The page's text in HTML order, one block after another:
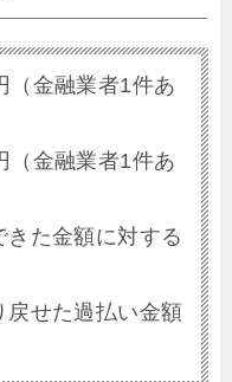
（金融業者1件あ
（金融業者1件あ
た金額に対する
戻せた過払い金額